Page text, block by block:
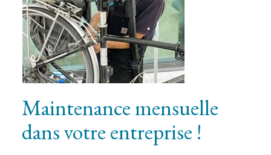
Maintenance mensuelle
dans votre entreprise !